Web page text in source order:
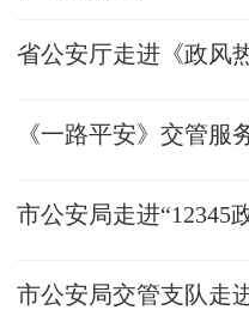
省公安厅走进《政风
《一路平安》交管服
市公安局走进“12345
市公安局交管支队走